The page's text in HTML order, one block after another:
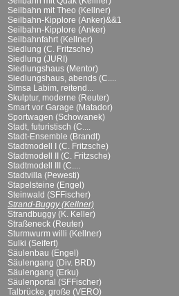
Seilbahn mit Theo (Kellner)
Seilbahn-Kipplore (Anker)&&1
Seilbahn-Kipplore (Anker)
Seilbahnfahrt (Kellner)
Siedlung (C. Fritzsche)
Siedlung (JURI)
Siedlungshaus (Mentor)
Siedlungshaus, abends (C....
Simsa Labim, reitend...
Skulptur, moderne (Reuter)
Smart vor Garage (Matador)
Sportwagen (Schowanek)
Stadt, futuristisch (C....
Stadt-Ensemble (Brandt)
Stadtmodell I (C. Fritzsche)
Stadtmodell II (C. Fritzsche)
Stadtmodell III (C....
Stadtvilla (Pewesti)
Stapelsteine (Engel)
Steinwald (SFFischer)
Strand-Buggy (Kellner)
Strandbuggy (K. Keller)
Straßeneck (Reuter)
Sturmwurm willi (Kellner)
Sulki (Seifert)
Säulenbau (Engel)
Säulengang (Div. BRD)
Säulengang (Erku)
Säulenportal (SFFischer)
Talbrücke, große (VERO)